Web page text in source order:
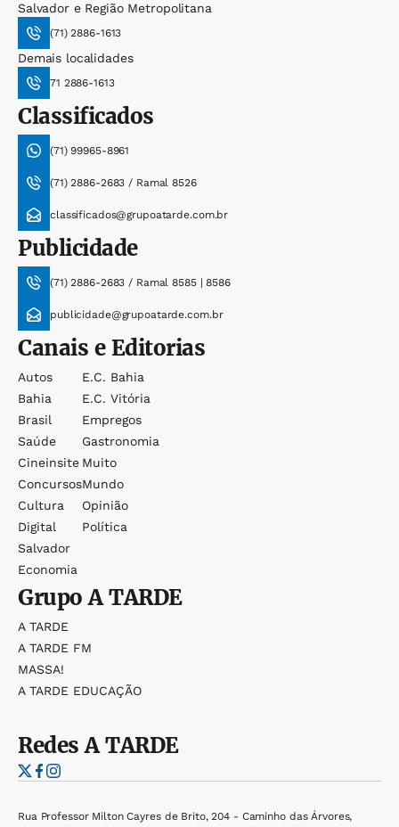
Salvador e Região Metropolitana
(71) 2886-1613
Demais localidades
71 2886-1613
Classificados
(71) 99965-8961
(71) 2886-2683 / Ramal 8526
classificados@grupoatarde.com.br
Publicidade
(71) 2886-2683 / Ramal 8585 | 8586
publicidade@grupoatarde.com.br
Canais e Editorias
Autos
Bahia
Brasil
Saúde
Cineinsite
Concursos
Cultura
Digital
Salvador
Economia
E.c. Bahia
E.c. Vitória
Empregos
Gastronomia
Muito
Mundo
Opinião
Política
GrupoA TARDE
A TARDE
A TARDE FM
MASSA!
A TARDE EDUCAÇÃO
RedesA TARDE
Rua Professor Milton Cayres de Brito, 204 - Caminho das Árvores,